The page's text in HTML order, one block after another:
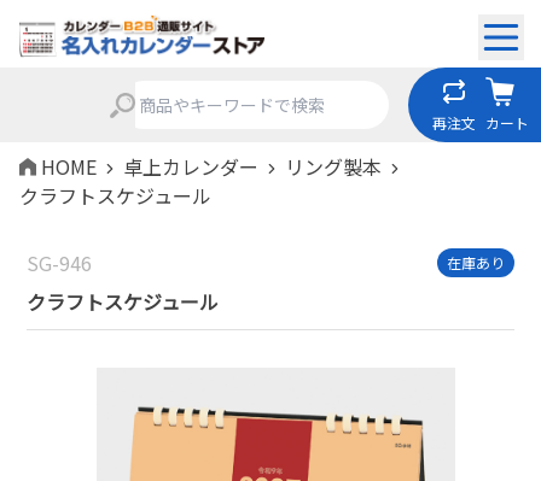
再注文 カート
HOME 卓上カレンダー
リング製本
クラフトスケジュール
SG-946 在庫あり
クラフトスケジュール